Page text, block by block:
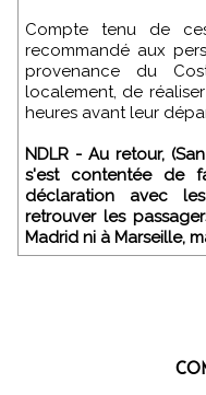
Compte tenu de
recommandé aux
provenance du
localement, de
heures avant leur
NDLR - Au retour,
s'est contentée de
déclaration avec
retrouver les
Madrid ni à Marseille,